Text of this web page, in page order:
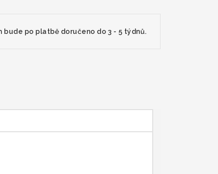
bude po platbě doručeno do 3 - 5 týdnů.